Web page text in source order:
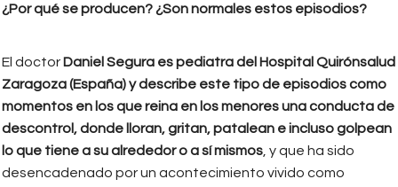
¿Por qué se producen? ¿Son normales estos episodios?
El doctor Daniel Segura es pediatra del Hospital Quirónsalud
Zaragoza (España) y describe este tipo de episodios como
momentos en los que reina en los menores una conducta de
descontrol, donde lloran, gritan, patalean e incluso golpean
lo que tiene a su alrededor o a sí mismos, y que ha sido
desencadenado por un acontecimiento vivido como